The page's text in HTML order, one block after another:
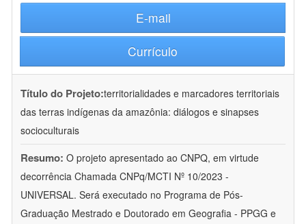
E-mail
Currículo
Título do Projeto:territorialidades e marcadores territoriais
das terras indígenas da amazônia: diálogos e sinapses
socioculturais
Resumo: O projeto apresentado ao CNPQ, em virtude
decorrência Chamada CNPq/MCTI Nº 10/2023 -
UNIVERSAL. Será executado no Programa de Pós-
Graduação Mestrado e Doutorado em Geografia - PPGG e